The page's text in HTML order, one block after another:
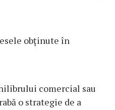
obţinute în
comercial sau
o strategie de a